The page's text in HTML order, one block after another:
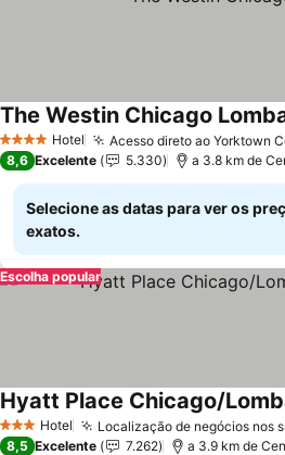
4 EstrelasHotel Acesso direto ao Yorktown
The Westin Chicago
8,6 Excelente 5.330 a 3.8 km de
Selecione as datas para ver os
exatos.
Escolha popular
3 EstrelasHotel Localização de negócios nos
Hyatt Place Chicago/
8,5 Excelente 7.262 a 3.9 km de